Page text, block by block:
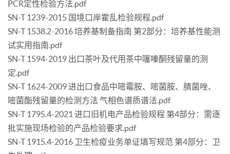
PCR定性检验方法.pdf
SN-T 1239-2015 国境口岸霍乱检验规程.pdf
SN-T 1538.2-2016 培养基制备指南 第2部分：培养基性能测
试实用指南.pdf
SN-T 1594-2019 出口茶叶及代用茶中噻嗪酮残留量的测
定.pdf
SN-T 1624-2009 进出口食品中嘧霉胺、嘧菌胺、腈菌唑、
嘧菌酯残留量的检测方法 气相色谱质谱法.pdf
SN-T 1795.4-2021 进口旧机电产品检验规程 第4部分：需逐
批实施现场检验的产品检验要求.pdf
SN-T 1915.4-2016 卫生检疫业务单证填写规范 第4部分：卫